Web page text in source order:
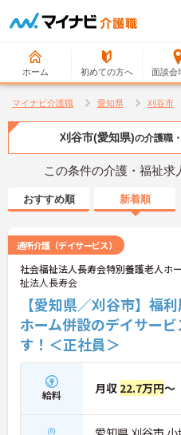
ホーム 初めての方へ 面談会
マイナビ介護職 愛知県 刈谷市
刈谷市(愛知県)の介護職
この条件の介護・福祉求
おすすめ順 新着順
通所介護（デイサービス）
社会福祉法人長寿会特別養護老人ホ
祉法人長寿会
【愛知県／刈谷市】福
ホーム併設のデイサー
す！＜正社員＞
給料 月収 22.7万円～